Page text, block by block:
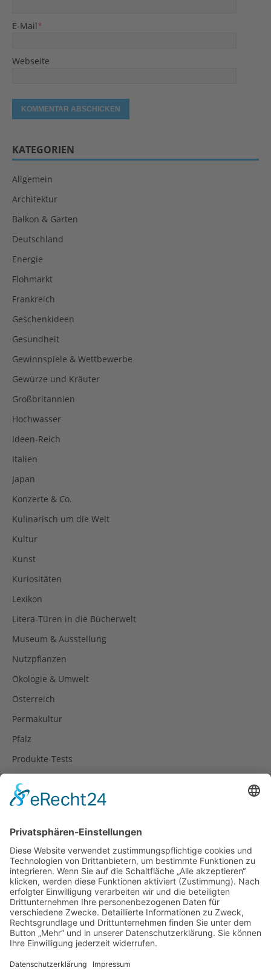
E-Mail*
Webseite
KATEGORIEN
Allgemein
Architektur
Balkon & Garten
Deutschland
Energie
Flohmarkt
Frankreich
Geschenkideen
Gesundheit
Gewinnspiele & Wettbewerbe
Gewürze und Kräuter
Großbritannien
Hochwasser
Ideen-Reich
Italien
Japan
Konzerte & Co.
Kulinarisch um die Welt
Kultur
Kunst
Kuriositäten
Lexikon
Litera-Türen in die Bücherwelt
Museum & Ausstellung
Nutzpflanzen
Ökologie & Umwelt
Österreich
Permakultur
Pfalz
Produkte-Tests
Rezepte
Spanien
Südtirol
USA
Weihnachten
Weihnachtstexte
Datenschutzerklärung
Impressum